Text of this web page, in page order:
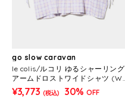
go slow caravan
le colis/ルコリ ゆるシャーリング
アームドロストワイドシャツ (W
OMENS)
¥3,773 (税込) 30% OFF